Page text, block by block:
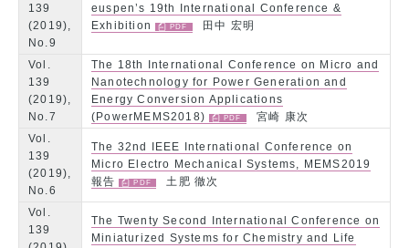
139
(2019),
No.9
euspen’s 19th International Conference &
Exhibition
田中 宏明
Vol.
139
(2019),
No.7
The 18th International Conference on Micro and
Nanotechnology for Power Generation and
Energy Conversion Applications
(PowerMEMS2018)
宮崎 康次
Vol.
139
(2019),
No.6
The 32nd IEEE International Conference on
Micro Electro Mechanical Systems, MEMS2019
報告
土肥 徹次
Vol.
139
The Twenty Second International Conference on
Miniaturized Systems for Chemistry and Life